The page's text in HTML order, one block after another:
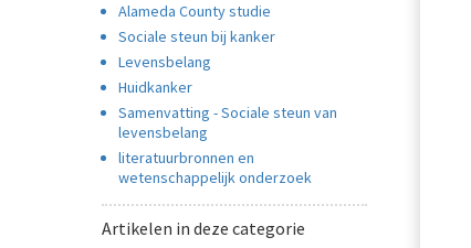
Alameda County studie
Sociale steun bij kanker
Levensbelang
Huidkanker
Samenvatting - Sociale steun van
levensbelang
literatuurbronnen en
wetenschappelijk onderzoek
Artikelen in deze categorie